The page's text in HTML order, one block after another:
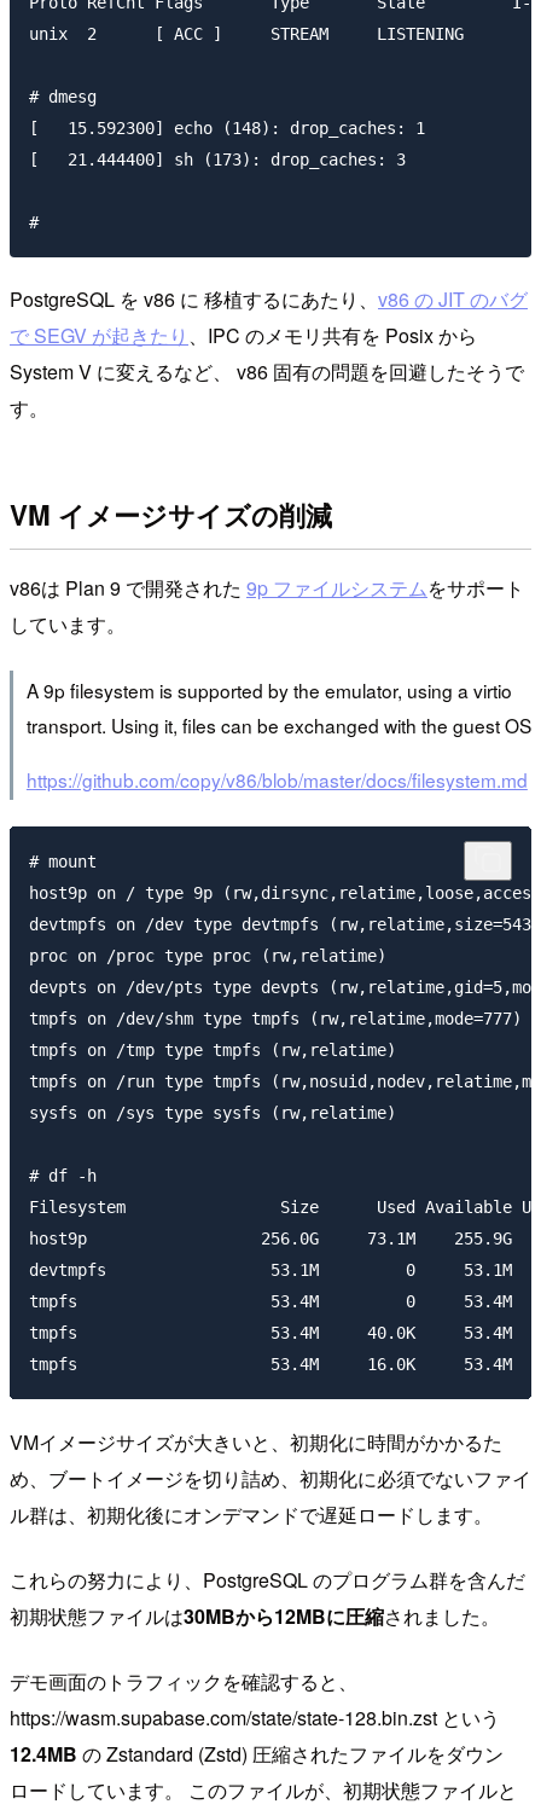
unix  2      [ ACC ]     STREAM     LISTENING
# dmesg
[   15.592300] echo (148): drop_caches: 1
[   21.444400] sh (173): drop_caches: 3
PostgreSQL を v86 に 移植するにあたり、 v86 の JIT のバグ
で SEGV が起きたり 、IPC のメモリ共有を Posix から
System V に変えるなど、 v86 固有の問題を回避したそうで
す。
VM イメージサイズの削減
v86は Plan 9 で開発された 9p ファイルシステムをサポート
しています。
A 9p filesystem is supported by the emulator, using a virtio
transport. Using it, files can be exchanged with the guest OS
https://github.com/copy/v86/blob/master/docs/filesystem.md
# mount
host9p on / type 9p
devtmpfs on /dev type devtmpfs
proc on /proc type proc (rw,relatime)
devpts on /dev/pts type devpts
tmpfs on /dev/shm type tmpfs (rw,relatime,mode=777)
tmpfs on /tmp type tmpfs (rw,relatime)
tmpfs on /run type tmpfs
sysfs on /sys type sysfs (rw,relatime)
# df -h
Filesystem                Size      Used Available
host9p                  256.0G     73.1M    255.9G
devtmpfs                 53.1M         0     53.1M
tmpfs                    53.4M         0     53.4M
tmpfs                    53.4M     40.0K     53.4M
VMイメージサイズが大きいと、初期化に時間がかかるた
め、ブートイメージを切り詰め、初期化に必須でないファイ
ル群は、初期化後にオンデマンドで遅延ロードします。
これらの努力により、PostgreSQL のプログラム群を含んだ
初期状態ファイルは30MBから12MBに圧縮されました。
デモ画面のトラフィックを確認すると、
https://wasm.supabase.com/state/state-128.bin.zst という
12.4MB の Zstandard (Zstd) 圧縮されたファイルをダウン
ロードしています。 このファイルが、初期状態ファイルと